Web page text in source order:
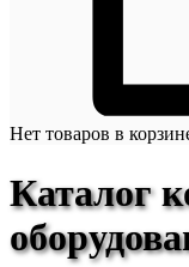
Нет товаров в
Каталог